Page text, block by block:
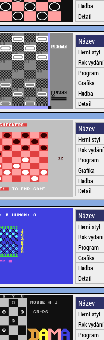
Hudba
Detail
Název
Herní styl
Rok vydání
Program
Grafika
Hudba
Detail
Název
Herní styl
Rok vydání
Program
Grafika
Hudba
Detail
Název
Herní styl
Rok vydání
Program
Grafika
Hudba
Detail
Název
Herní styl
Rok vydání
Program